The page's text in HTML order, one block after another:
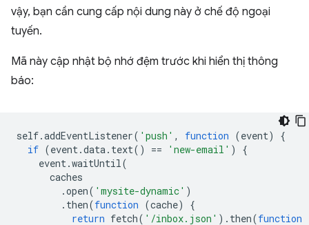
vậy, bạn cần cung cấp nội dung này ở chế độ ngoại
tuyến.
Mã này cập nhật bộ nhớ đệm trước khi hiển thị thông
báo:
self.addEventListener( 'push' , function (event)
{
if (event.data. text() == 'new-email' )
{
event.waitUntil(
caches
.open( 'mysite-dynamic' )
. then(function (cache)
{
return fetch( '/inbox.json' ). then(function